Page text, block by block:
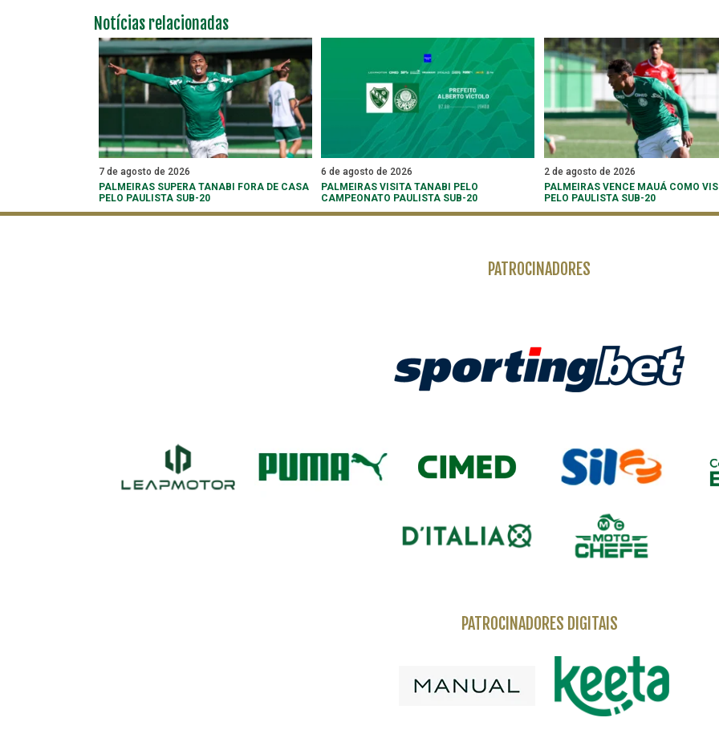
Notícias relacionadas
7 de agosto de 2026
PALMEIRAS SUPERA TANABI FORA DE CASA
PELO PAULISTA SUB-20
6 de agosto de 2026
PALMEIRAS VISITA TANABI PELO
CAMPEONATO PAULISTA SUB-20
2 de agosto de 2026
PALMEIRAS VENCE MAUÁ COMO
PELO PAULISTA SUB-20
PATROCINADORES
PATROCINADORES DIGITAIS